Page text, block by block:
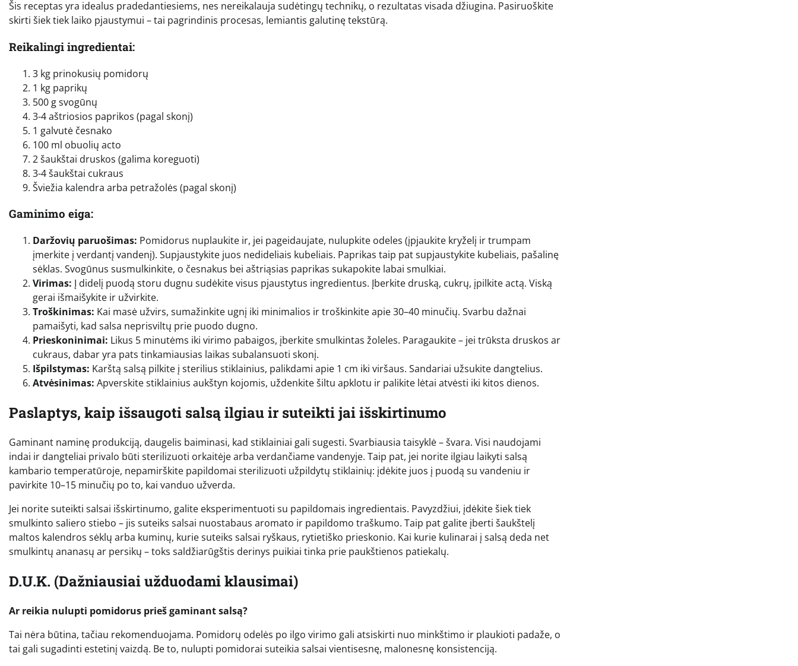
Šis receptas yra idealus pradedantiesiems, nes nereikalauja sudėtingų technikų, o rezultatas visada džiugina. Pasiruoškite
skirti šiek tiek laiko pjaustymui – tai pagrindinis procesas, lemiantis galutinę tekstūrą.
Reikalingi ingredientai:
3 kg prinokusių pomidorų
1 kg paprikų
500 g svogūnų
3-4 aštriosios paprikos (pagal skonį)
1 galvutė česnako
100 ml obuolių acto
2 šaukštai druskos (galima koreguoti)
3-4 šaukštai cukraus
Šviežia kalendra arba petražolės (pagal skonį)
Gaminimo eiga:
Daržovių paruošimas: Pomidorus nuplaukite ir, jei pageidaujate, nulupkite odeles (įpjaukite kryželį ir trumpam
įmerkite į verdantį vandenį). Supjaustykite juos nedideliais kubeliais. Paprikas taip pat supjaustykite kubeliais, pašalinę
sėklas. Svogūnus susmulkinkite, o česnakus bei aštriąsias paprikas sukapokite labai smulkiai.
Virimas: Į didelį puodą storu dugnu sudėkite visus pjaustytus ingredientus. Įberkite druską, cukrų, įpilkite actą. Viską
gerai išmaišykite ir užvirkite.
Troškinimas: Kai masė užvirs, sumažinkite ugnį iki minimalios ir troškinkite apie 30–40 minučių. Svarbu dažnai
pamaišyti, kad salsa neprisviltų prie puodo dugno.
Prieskoninimai: Likus 5 minutėms iki virimo pabaigos, įberkite smulkintas žoleles. Paragaukite – jei trūksta druskos ar
cukraus, dabar yra pats tinkamiausias laikas subalansuoti skonį.
Išpilstymas: Karštą salsą pilkite į sterilius stiklainius, palikdami apie 1 cm iki viršaus. Sandariai užsukite dangtelius.
Atvėsinimas: Apverskite stiklainius aukštyn kojomis, uždenkite šiltu apklotu ir palikite lėtai atvėsti iki kitos dienos.
Paslaptys, kaip išsaugoti salsą ilgiau ir suteikti jai išskirtinumo
Gaminant naminę produkciją, daugelis baiminasi, kad stiklainiai gali sugesti. Svarbiausia taisyklė – švara. Visi naudojami
indai ir dangteliai privalo būti sterilizuoti orkaitėje arba verdančiame vandenyje. Taip pat, jei norite ilgiau laikyti salsą
kambario temperatūroje, nepamirškite papildomai sterilizuoti užpildytų stiklainių: įdėkite juos į puodą su vandeniu ir
pavirkite 10–15 minučių po to, kai vanduo užverda.
Jei norite suteikti salsai išskirtinumo, galite eksperimentuoti su papildomais ingredientais. Pavyzdžiui, įdėkite šiek tiek
smulkinto saliero stiebo – jis suteiks salsai nuostabaus aromato ir papildomo traškumo. Taip pat galite įberti šaukštelį
maltos kalendros sėklų arba kuminų, kurie suteiks salsai ryškaus, rytietiško prieskonio. Kai kurie kulinarai į salsą deda net
smulkintų ananasų ar persikų – toks saldžiarūgštis derinys puikiai tinka prie paukštienos patiekalų.
D.U.K. (Dažniausiai užduodami klausimai)
Ar reikia nulupti pomidorus prieš gaminant salsą?
Tai nėra būtina, tačiau rekomenduojama. Pomidorų odelės po ilgo virimo gali atsiskirti nuo minkštimo ir plaukioti padaže, o
tai gali sugadinti estetinį vaizdą. Be to, nulupti pomidorai suteikia salsai vientisesnę, malonesnę konsistenciją.